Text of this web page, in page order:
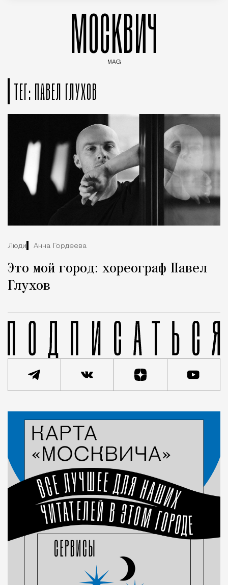
МОСКВИЧ
MAG
ТЕГ: ПАВЕЛ ГЛУХОВ
Люди Анна Гордеева
Это мой город: хореограф Павел
Глухов